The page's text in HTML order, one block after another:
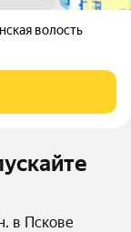
волость
в Пскове